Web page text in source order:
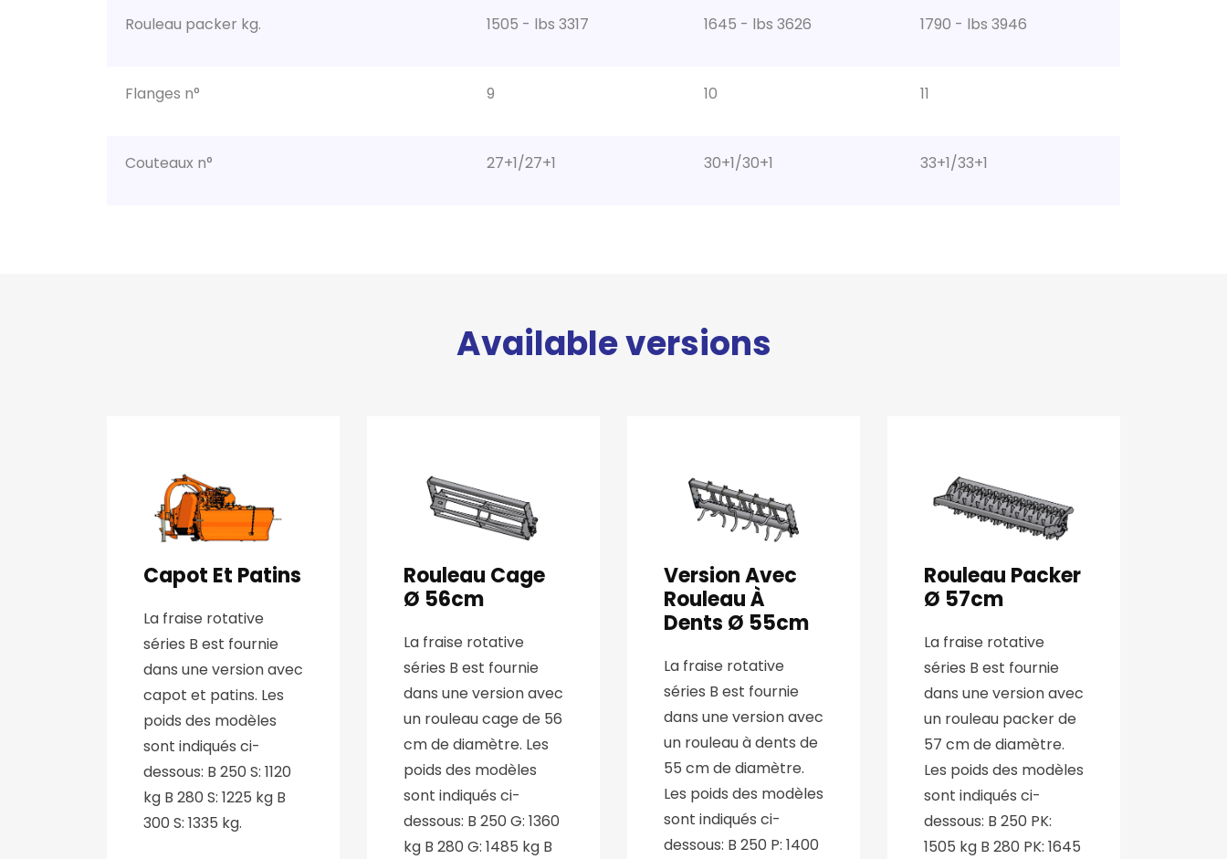
Rouleau packer kg. 1505 - lbs 3317 1645 - lbs 3626 1790 - lbs 3946
Flanges n° 9 10 11
Couteaux n° 27+1/27+1 30+1/30+1 33+1/33+1
Available versions
Capot Et Patins
La fraise rotative
séries B est fournie
dans une version avec
capot et patins. Les
poids des modèles
sont indiqués ci-
dessous: B 250 S: 1120
kg B 280 S: 1225 kg B
300 S: 1335 kg.
Rouleau Cage
Ø 56cm
La fraise rotative
séries B est fournie
dans une version avec
un rouleau cage de 56
cm de diamètre. Les
poids des modèles
sont indiqués ci-
dessous: B 250 G: 1360
kg B 280 G: 1485 kg B
Version Avec
Rouleau À
Dents Ø 55cm
La fraise rotative
séries B est fournie
dans une version avec
un rouleau à dents de
55 cm de diamètre.
Les poids des modèles
sont indiqués ci-
dessous: B 250 P: 1400
Rouleau Packer
Ø 57cm
La fraise rotative
séries B est fournie
dans une version avec
un rouleau packer de
57 cm de diamètre.
Les poids des modèles
sont indiqués ci-
dessous: B 250 PK:
1505 kg B 280 PK: 1645